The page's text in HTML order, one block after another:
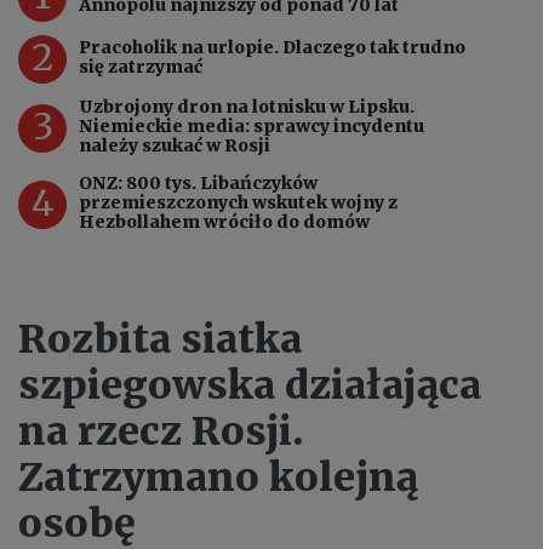
Annopolu najniższy od ponad 70 lat
2
Pracoholik na urlopie. Dlaczego tak trudno
się zatrzymać
3
Uzbrojony dron na lotnisku w Lipsku.
Niemieckie media: sprawcy incydentu
należy szukać w Rosji
4
ONZ: 800 tys. Libańczyków
przemieszczonych wskutek wojny z
Hezbollahem wróciło do domów
Rozbita siatka
szpiegowska działająca
na rzecz Rosji.
Zatrzymano kolejną
osobę